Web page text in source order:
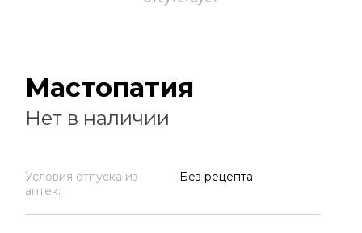
Мастопатия
Нет в наличии
Условия отпуска из
аптек:
Без рецепта